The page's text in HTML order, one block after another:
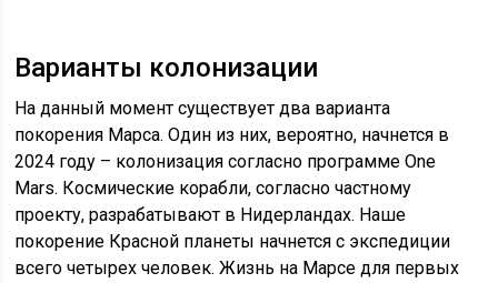
Варианты колонизации
На данный момент существует два варианта
покорения Марса. Один из них, вероятно, начнется в
2024 году – колонизация согласно программе One
Mars. Космические корабли, согласно частному
проекту, разрабатывают в Нидерландах. Наше
покорение Красной планеты начнется с экспедиции
всего четырех человек. Жизнь на Марсе для первых